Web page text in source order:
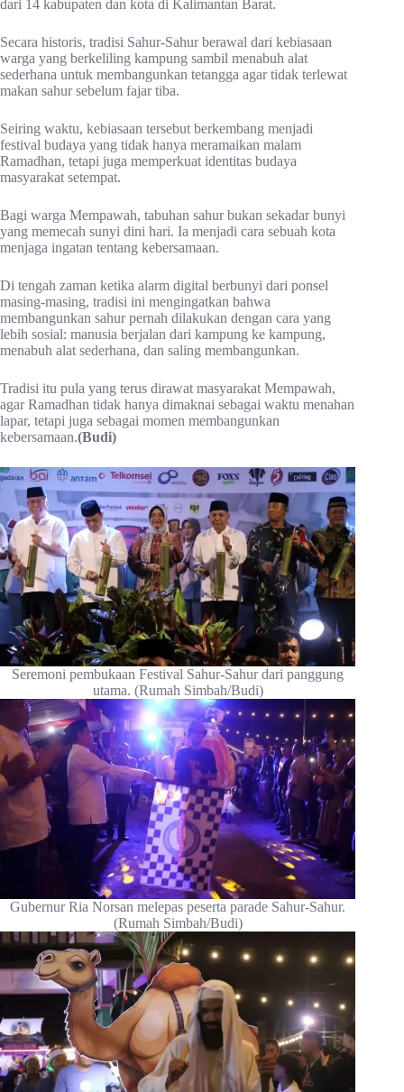
dari 14 kabupaten dan kota di Kalimantan Barat.
Secara historis, tradisi Sahur-Sahur berawal dari kebiasaan
warga yang berkeliling kampung sambil menabuh alat
sederhana untuk membangunkan tetangga agar tidak terlewat
makan sahur sebelum fajar tiba.
Seiring waktu, kebiasaan tersebut berkembang menjadi
festival budaya yang tidak hanya meramaikan malam
Ramadhan, tetapi juga memperkuat identitas budaya
masyarakat setempat.
Bagi warga Mempawah, tabuhan sahur bukan sekadar bunyi
yang memecah sunyi dini hari. Ia menjadi cara sebuah kota
menjaga ingatan tentang kebersamaan.
Di tengah zaman ketika alarm digital berbunyi dari ponsel
masing-masing, tradisi ini mengingatkan bahwa
membangunkan sahur pernah dilakukan dengan cara yang
lebih sosial: manusia berjalan dari kampung ke kampung,
menabuh alat sederhana, dan saling membangunkan.
Tradisi itu pula yang terus dirawat masyarakat Mempawah,
agar Ramadhan tidak hanya dimaknai sebagai waktu menahan
lapar, tetapi juga sebagai momen membangunkan
kebersamaan.(Budi)
Seremoni pembukaan Festival Sahur-Sahur dari panggung
utama. (Rumah Simbah/Budi)
Gubernur Ria Norsan melepas peserta parade Sahur-Sahur.
(Rumah Simbah/Budi)